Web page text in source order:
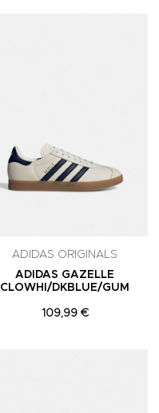
ADIDAS ORIGINALS
ADIDAS GAZELLE
CLOWHI/DKBLUE/GUM
109,99 €